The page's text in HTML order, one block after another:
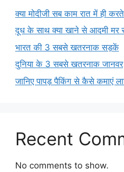
क्या मोदीजी सब काम रात में ही
दूध के साथ क्या खाने से आदमी मर
भारत की 3 सबसे खतरनाक सड़कें
दुनिया के 3 सबसे खतरनाक जानवर
जानिए पापड़ पैकिंग से कैसे कमाएं
Recent
No comments to show.